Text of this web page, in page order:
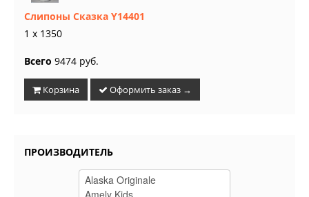
Слипоны Сказка Y14401
1 x 1350
Всего 9474 руб.
Корзина Оформить заказ →
ПРОИЗВОДИТЕЛЬ